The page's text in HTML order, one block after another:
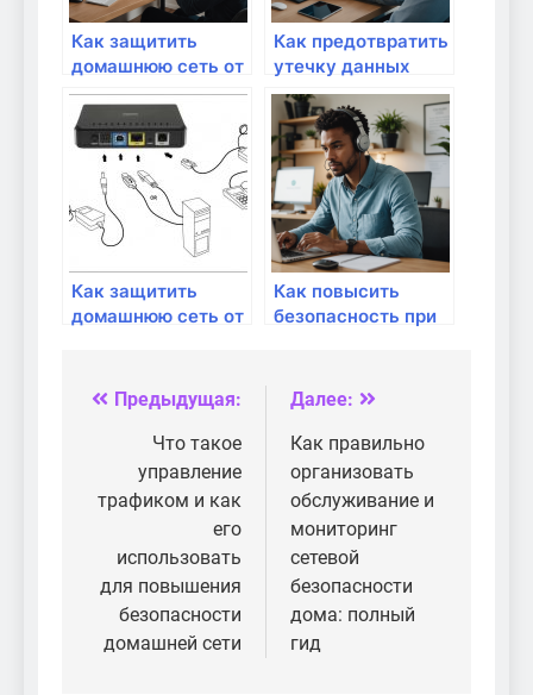
Как защитить
домашнюю сеть от
несанкционированного
подключения
чужих устройств
Как предотвратить
утечку данных
через
несогласованные
устройства:
практические
советы и решения
Как защитить
домашнюю сеть от
Как повысить
безопасность при
работе:
практические
советы
Навигация
записям
Предыдущая:
Что такое
управление
трафиком и как
его
использовать
для повышения
безопасности
домашней сети
Далее:
Как правильно
организовать
обслуживание и
мониторинг
сетевой
безопасности
дома: полный
гид